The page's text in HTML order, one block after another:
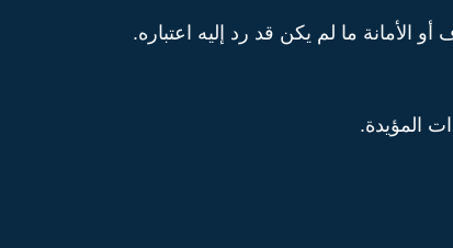
ما لم يكن قد رد إليه اعتباره.